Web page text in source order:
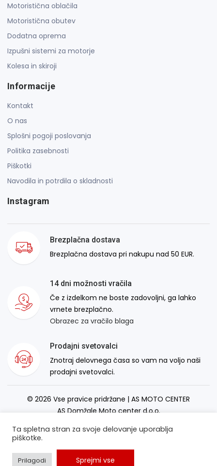
Motoristična oblačila
Motoristična obutev
Dodatna oprema
Izpušni sistemi za motorje
Kolesa in skiroji
Informacije
Kontakt
O nas
Splošni pogoji poslovanja
Politika zasebnosti
Piškotki
Navodila in potrdila o skladnosti
Instagram
Brezplačna dostava
Brezplačna dostava pri nakupu nad 50 EUR.
14 dni možnosti vračila
Če z izdelkom ne boste zadovoljni, ga lahko
vrnete brezplačno.
Obrazec za vračilo blaga
Prodajni svetovalci
Znotraj delovnega časa so vam na voljo naši
prodajni svetovalci.
© 2026 Vse pravice pridržane | AS MOTO CENTER
AS Domžale Moto center d.o.o.
Ta spletna stran za svoje delovanje uporablja
piškotke.
Prilagodi Sprejmi vse